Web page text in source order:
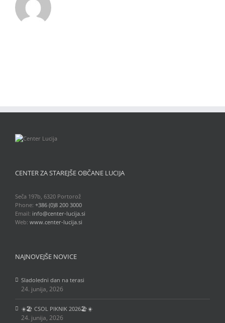
CENTER ZA STAREJŠE OBČANE LUCIJA
Seča 197b, 6320 Portorož
Phone: +386 (0)8 200 3000
Email: info@center-lucija.si
Web: www.center-lucija.si
NAJNOVEJŠE NOVICE
Sladoledni dan na terasi
24. junija, 2026
☀️🏖️ CSOL PIKNIK 2026🏖️☀️
24. junija, 2026